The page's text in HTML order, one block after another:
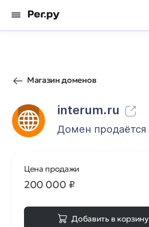
Магазин доменов
interum.ru
Домен продаётся
Цена продажи
200 000 ₽
Добавить в корзину